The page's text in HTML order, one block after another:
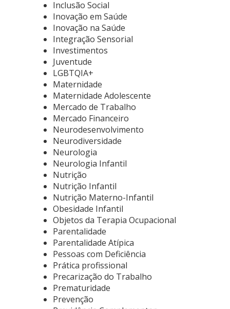
Inclusão Social
Inovação em Saúde
Inovação na Saúde
Integração Sensorial
Investimentos
Juventude
LGBTQIA+
Maternidade
Maternidade Adolescente
Mercado de Trabalho
Mercado Financeiro
Neurodesenvolvimento
Neurodiversidade
Neurologia
Neurologia Infantil
Nutrição
Nutrição Infantil
Nutrição Materno-Infantil
Obesidade Infantil
Objetos da Terapia Ocupacional
Parentalidade
Parentalidade Atípica
Pessoas com Deficiência
Prática profissional
Precarização do Trabalho
Prematuridade
Prevenção